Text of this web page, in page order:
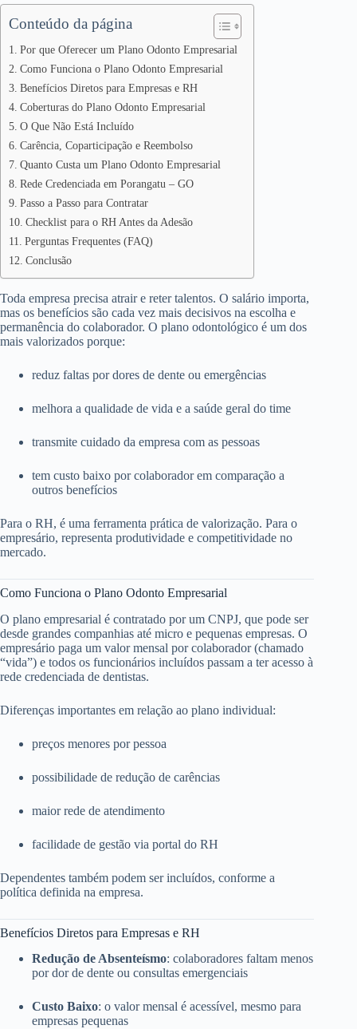
Conteúdo da página
Por que Oferecer um Plano Odonto Empresarial
Como Funciona o Plano Odonto Empresarial
Benefícios Diretos para Empresas e RH
Coberturas do Plano Odonto Empresarial
O Que Não Está Incluído
Carência, Coparticipação e Reembolso
Quanto Custa um Plano Odonto Empresarial
Rede Credenciada em Porangatu – GO
Passo a Passo para Contratar
Checklist para o RH Antes da Adesão
Perguntas Frequentes (FAQ)
Conclusão
Toda empresa precisa atrair e reter talentos. O salário importa,
mas os benefícios são cada vez mais decisivos na escolha e
permanência do colaborador. O plano odontológico é um dos
mais valorizados porque:
reduz faltas por dores de dente ou emergências
melhora a qualidade de vida e a saúde geral do time
transmite cuidado da empresa com as pessoas
tem custo baixo por colaborador em comparação a
outros benefícios
Para o RH, é uma ferramenta prática de valorização. Para o
empresário, representa produtividade e competitividade no
mercado.
Como Funciona o Plano Odonto Empresarial
O plano empresarial é contratado por um CNPJ, que pode ser
desde grandes companhias até micro e pequenas empresas. O
empresário paga um valor mensal por colaborador (chamado
“vida”) e todos os funcionários incluídos passam a ter acesso à
rede credenciada de dentistas.
Diferenças importantes em relação ao plano individual:
preços menores por pessoa
possibilidade de redução de carências
maior rede de atendimento
facilidade de gestão via portal do RH
Dependentes também podem ser incluídos, conforme a
política definida na empresa.
Benefícios Diretos para Empresas e RH
Redução de Absenteísmo: colaboradores faltam menos
por dor de dente ou consultas emergenciais
Custo Baixo: o valor mensal é acessível, mesmo para
empresas pequenas